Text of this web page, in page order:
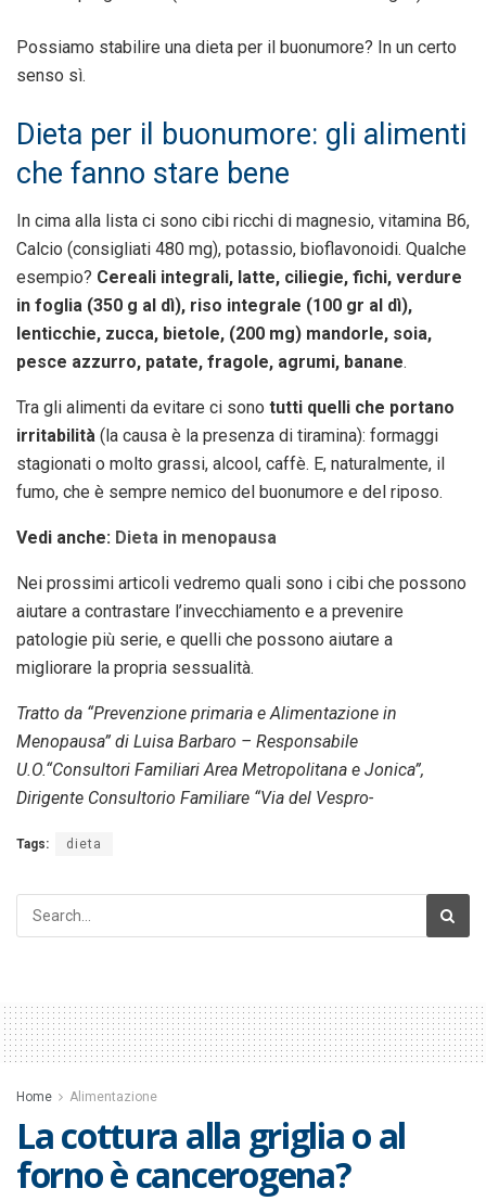
Possiamo stabilire una dieta per il buonumore? In un certo
senso sì.
Dieta per il buonumore: gli alimenti
che fanno stare bene
In cima alla lista ci sono cibi ricchi di magnesio, vitamina B6,
Calcio (consigliati 480 mg), potassio, bioflavonoidi. Qualche
esempio? Cereali integrali, latte, ciliegie, fichi, verdure
in foglia (350 g al dì), riso integrale (100 gr al dì),
lenticchie, zucca, bietole, (200 mg) mandorle, soia,
pesce azzurro, patate, fragole, agrumi, banane.
Tra gli alimenti da evitare ci sono tutti quelli che portano
irritabilità (la causa è la presenza di tiramina): formaggi
stagionati o molto grassi, alcool, caffè. E, naturalmente, il
fumo, che è sempre nemico del buonumore e del riposo.
Vedi anche: Dieta in menopausa
Nei prossimi articoli vedremo quali sono i cibi che possono
aiutare a contrastare l’invecchiamento e a prevenire
patologie più serie, e quelli che possono aiutare a
migliorare la propria sessualità.
Tratto da “Prevenzione primaria e Alimentazione in
Menopausa” di Luisa Barbaro – Responsabile
U.O.“Consultori Familiari Area Metropolitana e Jonica”,
Dirigente Consultorio Familiare “Via del Vespro-
Tags: dieta
Home Alimentazione
La cottura alla griglia o al
forno è cancerogena?